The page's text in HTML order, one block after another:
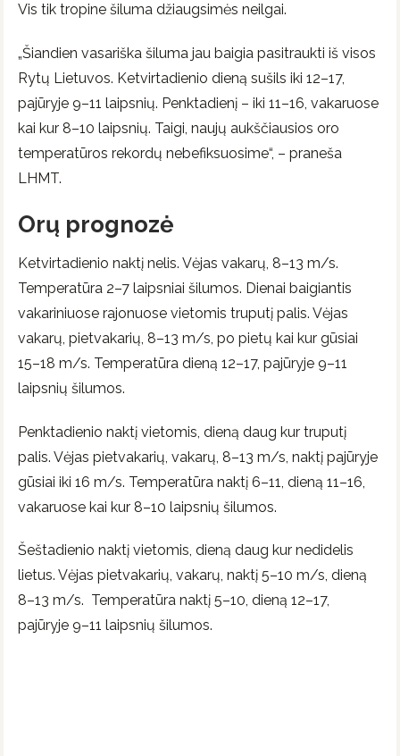
Vis tik tropine šiluma džiaugsimės neilgai.
„Šiandien vasariška šiluma jau baigia pasitraukti iš visos
Rytų Lietuvos. Ketvirtadienio dieną sušils iki 12–17,
pajūryje 9–11 laipsnių. Penktadienį – iki 11–16, vakaruose
kai kur 8–10 laipsnių. Taigi, naujų aukščiausios oro
temperatūros rekordų nebefiksuosime“, – praneša
LHMT.
Orų prognozė
Ketvirtadienio naktį nelis. Vėjas vakarų, 8–13 m/s.
Temperatūra 2–7 laipsniai šilumos. Dienai baigiantis
vakariniuose rajonuose vietomis truputį palis. Vėjas
vakarų, pietvakarių, 8–13 m/s, po pietų kai kur gūsiai
15–18 m/s. Temperatūra dieną 12–17, pajūryje 9–11
laipsnių šilumos.
Penktadienio naktį vietomis, dieną daug kur truputį
palis. Vėjas pietvakarių, vakarų, 8–13 m/s, naktį pajūryje
gūsiai iki 16 m/s. Temperatūra naktį 6–11, dieną 11–16,
vakaruose kai kur 8–10 laipsnių šilumos.
Šeštadienio naktį vietomis, dieną daug kur nedidelis
lietus. Vėjas pietvakarių, vakarų, naktį 5–10 m/s, dieną
8–13 m/s. Temperatūra naktį 5–10, dieną 12–17,
pajūryje 9–11 laipsnių šilumos.